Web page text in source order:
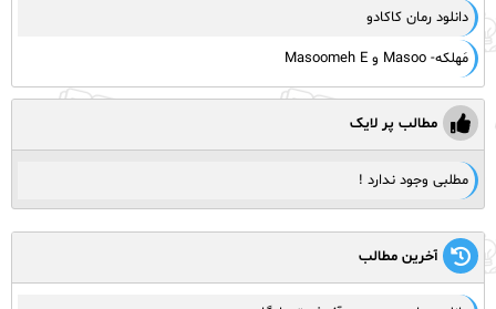
دانلود رمان کاکادو
مَهلکه- Masoo و Masoomeh E
مطالب پر لایک
مطلبی وجود ندارد !
آخرین مطالب